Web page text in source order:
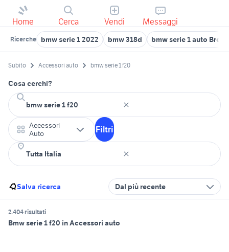
Home Cerca Vendi Messaggi
Ricerche bmw serie 1 2022 bmw 318d bmw serie 1 auto
Subito Accessori auto bmw serie 1 f20
Cosa cerchi?
Accessori
Auto
Filtri
Salva ricerca Dal più recente
2.404 risultati
Bmw serie 1 f20 in Accessori auto